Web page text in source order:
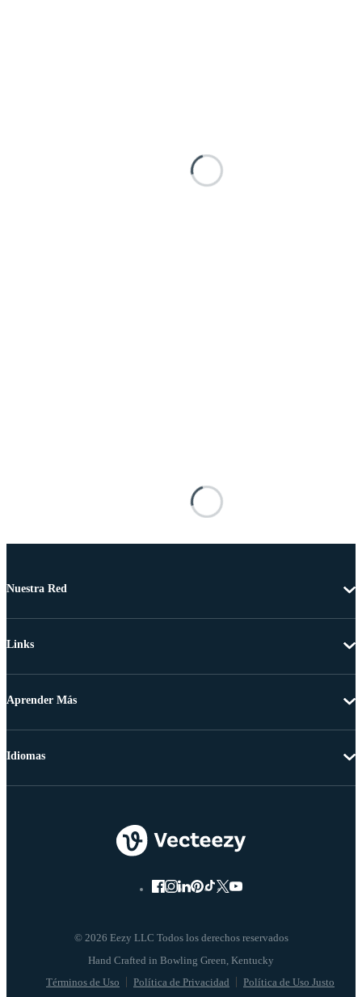
Nuestra Red
Links
Aprender Más
© 2026 Eezy LLC Todos los derechos reservados
Términos de Uso Política de Privacidad Política de Uso Justo
Idiomas